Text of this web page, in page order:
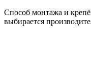
Способ монтажа и
выбирается